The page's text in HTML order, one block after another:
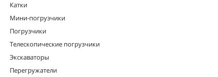
Катки
Мини-погрузчики
Погрузчики
Телескопические погрузчики
Экскаваторы
Перегружатели